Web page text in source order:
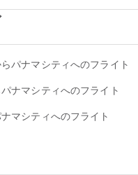
パナマシティへのフライト
ナマシティへのフライト
マシティへのフライト